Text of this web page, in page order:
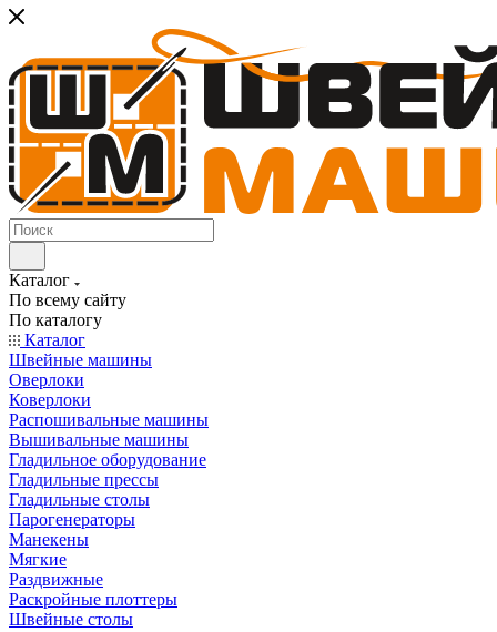
Каталог
По всему сайту
По каталогу
Каталог
Швейные машины
Оверлоки
Коверлоки
Распошивальные машины
Вышивальные машины
Гладильное оборудование
Гладильные прессы
Гладильные столы
Парогенераторы
Манекены
Мягкие
Раздвижные
Раскройные плоттеры
Швейные столы